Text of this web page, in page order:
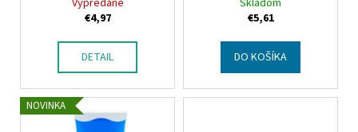
v
Vypredané
€4,97
DETAIL
Skladom
€5,61
DO KOŠÍKA
NOVINKA